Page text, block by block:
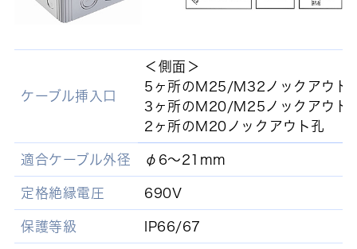
ケーブル挿入口
＜側面＞
5ヶ所のM25/M32ノックアウト
3ヶ所のM20/M25ノックアウト
2ヶ所のM20ノックアウト孔
適合ケーブル外径 φ6～21mm
定格絶縁電圧 690V
保護等級 IP66/67